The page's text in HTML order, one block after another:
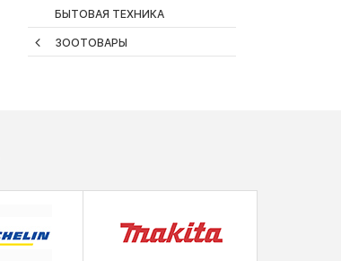
БЫТОВАЯ ТЕХНИКА
ЗООТОВАРЫ